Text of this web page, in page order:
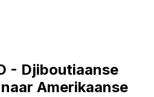
- Djiboutiaanse
Amerikaanse